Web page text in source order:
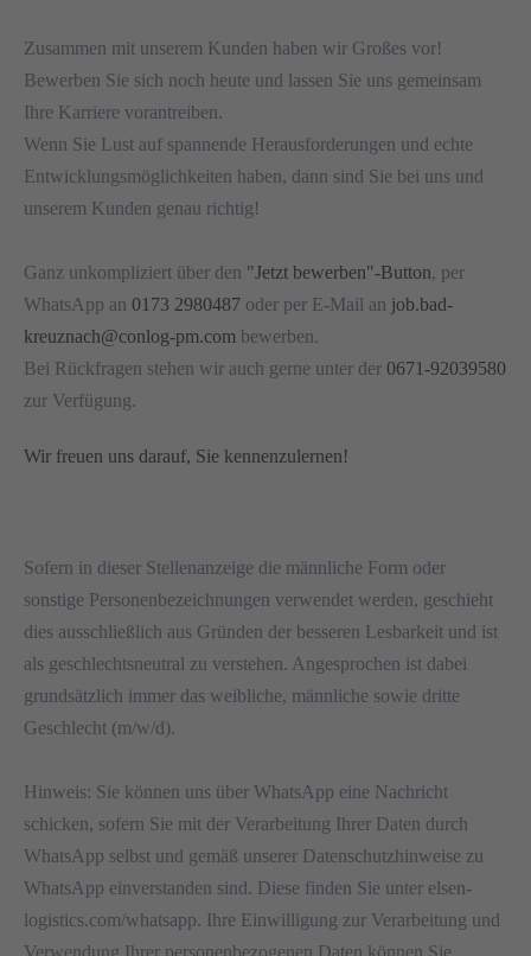
Zusammen mit unserem Kunden haben wir Großes vor!
Bewerben Sie sich noch heute und lassen Sie uns gemeinsam
Ihre Karriere vorantreiben.
Wenn Sie Lust auf spannende Herausforderungen und echte
Entwicklungsmöglichkeiten haben, dann sind Sie bei uns und
unserem Kunden genau richtig!
Ganz unkompliziert über den "Jetzt bewerben"-Button, per
WhatsApp an 0173 2980487 oder per E-Mail an job.bad-
kreuznach@conlog-pm.com bewerben.
Bei Rückfragen stehen wir auch gerne unter der 0671-92039580
zur Verfügung.
Wir freuen uns darauf, Sie kennenzulernen!
Sofern in dieser Stellenanzeige die männliche Form oder
sonstige Personenbezeichnungen verwendet werden, geschieht
dies ausschließlich aus Gründen der besseren Lesbarkeit und ist
als geschlechtsneutral zu verstehen. Angesprochen ist dabei
grundsätzlich immer das weibliche, männliche sowie dritte
Geschlecht (m/w/d).
Hinweis: Sie können uns über WhatsApp eine Nachricht
schicken, sofern Sie mit der Verarbeitung Ihrer Daten durch
WhatsApp selbst und gemäß unserer Datenschutzhinweise zu
WhatsApp einverstanden sind. Diese finden Sie unter elsen-
logistics.com/whatsapp. Ihre Einwilligung zur Verarbeitung und
Verwendung Ihrer personenbezogenen Daten können Sie